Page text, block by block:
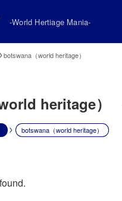
-World Hertiage Mania-
botswana（world heritage）
heritage）
botswana（world heritage）